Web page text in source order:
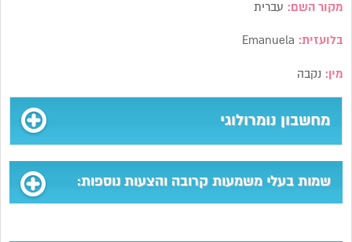
מקור השם: עברית
בלועזית:
מין: נקבה
מחשבון נומרולוגי
שמות בעלי משמעות קרובה והצעות נוספות: